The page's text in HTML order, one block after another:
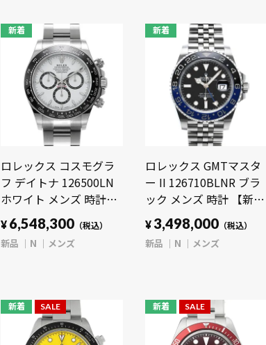
新着
ロレックス コスモグラ
フ デイトナ 126500LN
ホワイト メンズ 時計
【新品】
【wristwatch】
¥ 6,548,300 （税込）
新品 N メンズ
新着
ロレックス GMTマスタ
ー II 126710BLNR ブラ
ック メンズ 時計 【新
品】【wristwatch】
¥ 3,498,000 （税込）
新品 N メンズ
新着 SALE 新着 SALE